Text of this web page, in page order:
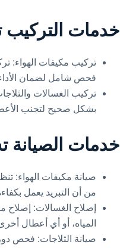
خدمات
تركيب مكيفات الهواء:
فحص شامل لضمان الأداء
تركيب الغسالات
بشكل صحيح لتجنب
خدمات
صيانة مكيفات الهواء:
من أن التبريد يعمل
إصلاح الغسالات:
المياه، أو أي أعطال
صيانة الثلاجات: فحص